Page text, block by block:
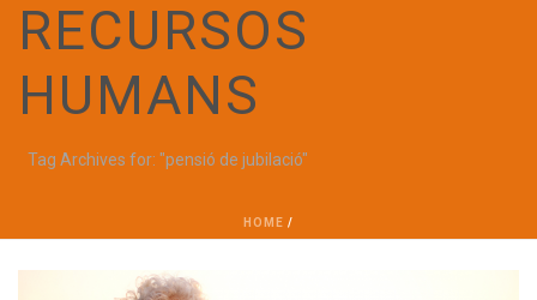
RECURSOS
HUMANS
Tag Archives for: "pensió de jubilació"
HOME /